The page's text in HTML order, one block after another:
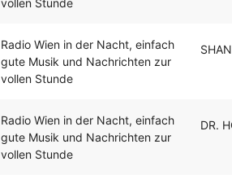
vollen Stunde
Radio Wien in der Nacht, einfach
gute Musik und Nachrichten zur
vollen Stunde
Radio Wien in der Nacht, einfach
gute Musik und Nachrichten zur
vollen Stunde
DR.